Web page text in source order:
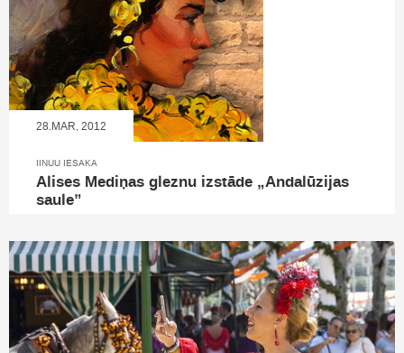
28.MAR, 2012
IINUU IESAKA
Alises Mediņas gleznu izstāde „Andalūzijas
saule”